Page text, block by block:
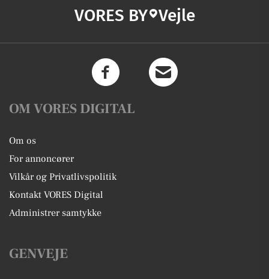
VORES BY Vejle
OM VORES DIGITAL
Om os
For annoncører
Vilkår og Privatlivspolitik
Kontakt VORES Digital
Administrer samtykke
GENVEJE